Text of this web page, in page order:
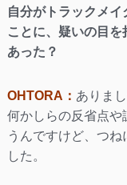
自分がトラックメ
ことに、疑いの目
あった？
OHTORA： ありま
何かしらの反省点や
うんですけど、つ
した。